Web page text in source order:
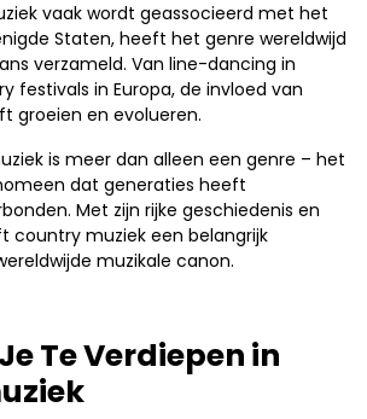
vaak wordt geassocieerd met het
Staten, heeft het genre wereldwijd
verzameld. Van line-dancing in
festivals in Europa, de invloed van
groeien en evolueren.
is meer dan alleen een genre – het
dat generaties heeft
Met zijn rijke geschiedenis en
country muziek een belangrijk
muzikale canon.
Te Verdiepen in